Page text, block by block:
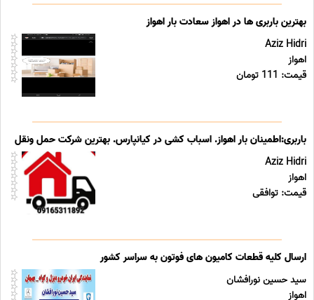
بهترین باربری ها در اهواز سعادت بار اهواز
Aziz Hidri
اهواز
قیمت: 111 تومان
باربری:اطمینان بار اهواز. اسباب کشی در کیانپارس. بهترین شرکت حمل ونقل
Aziz Hidri
اهواز
قیمت: توافقی
ارسال کلیه قطعات کامیون های فوتون به سراسر کشور
سید حسین نورافشان
اهواز